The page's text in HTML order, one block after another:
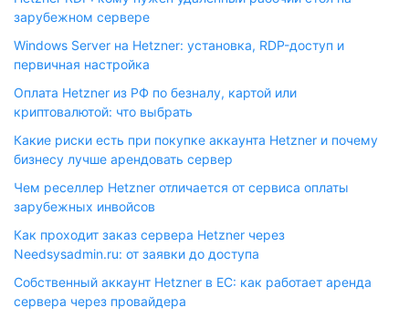
зарубежном сервере
Windows Server на Hetzner: установка, RDP-доступ и
первичная настройка
Оплата Hetzner из РФ по безналу, картой или
криптовалютой: что выбрать
Какие риски есть при покупке аккаунта Hetzner и почему
бизнесу лучше арендовать сервер
Чем реселлер Hetzner отличается от сервиса оплаты
зарубежных инвойсов
Как проходит заказ сервера Hetzner через
Needsysadmin.ru: от заявки до доступа
Собственный аккаунт Hetzner в ЕС: как работает аренда
сервера через провайдера